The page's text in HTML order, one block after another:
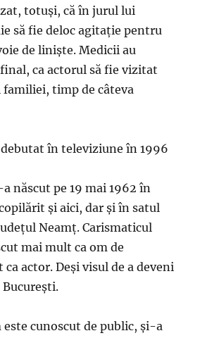
totuși, că în jurul lui
să fie deloc agitație pentru
de liniște. Medicii au
ca actorul să fie vizitat
timp de câteva
în televiziune în 1996
născut pe 19 mai 1962 în
și aici, dar și în satul
Neamţ. Carismaticul
mai mult ca om de
actor. Deși visul de a deveni
este cunoscut de public, și-a